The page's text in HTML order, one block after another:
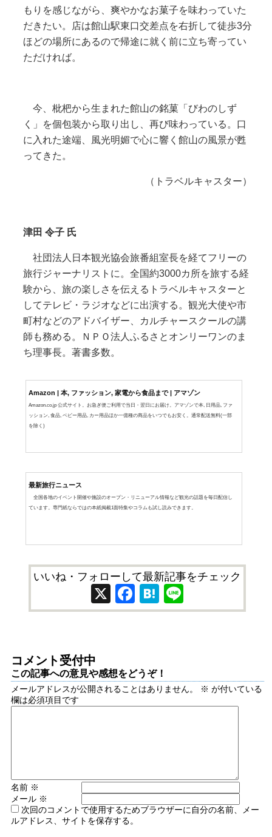
もりを感じながら、爽やかなお菓子を味わっていた
だきたい。店は館山駅東口交差点を右折して徒歩3分
ほどの場所にあるので帰途に就く前に立ち寄ってい
ただければ。
今、枇杷から生まれた館山の銘菓「びわのしず
く」を個包装から取り出し、再び味わっている。口
に入れた途端、風光明媚で心に響く館山の風景が甦
ってきた。
（トラベルキャスター）
津田 令子 氏
社団法人日本観光協会旅番組室長を経てフリーの
旅行ジャーナリストに。全国約3000カ所を旅する経
験から、旅の楽しさを伝えるトラベルキャスターと
してテレビ・ラジオなどに出演する。観光大使や市
町村などのアドバイザー、カルチャースクールの講
師も務める。ＮＰＯ法人ふるさとオンリーワンのま
ち理事長。著書多数。
Amazon | 本, ファッション, 家電から食品まで | アマゾン
Amazon.co.jp 公式サイト。お急ぎ便ご利用で当日・翌日にお届け。アマゾンで本, 日用品, ファ
ッション, 食品, ベビー用品, カー用品ほか一億種の商品をいつでもお安く。通常配送無料(一部
を除く)
最新旅行ニュース
全国各地のイベント開催や施設のオープン・リニューアル情報など観光の話題を毎日配信し
ています。専門紙ならではの本紙掲載1面特集やコラムも試し読みできます。
いいね・フォローして最新記事をチェック
X Facebook
Hatena
コメント受付中
この記事への意見や感想をどうぞ！
メールアドレスが公開されることはありません。 ※ が付いている
欄は必須項目です
名前 ※
メール ※
次回のコメントで使用するためブラウザーに自分の名前、メー
ルアドレス、サイトを保存する。